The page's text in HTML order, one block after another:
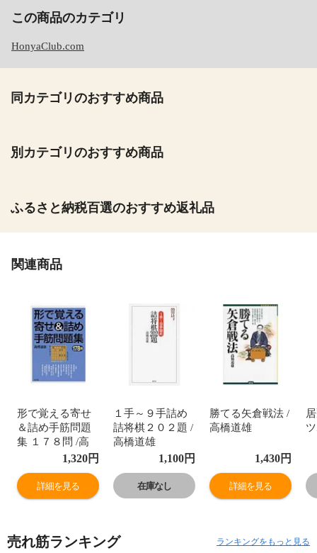
この商品のカテゴリ
HonyaClub.com
同カテゴリのおすすめ商品
別カテゴリのおすすめ商品
ふるさと納税百選のおすすめ返礼品
関連商品
形で覚える寄せ
＆詰め手筋問題
集 １７８問 /高
1,320円
詳細を見る
１手～９手詰め
詰将棋２０２題 /
高橋道雄
1,100円
在庫なし
勝てる矢倉戦法 /
高橋道雄
1,430円
詳細を見る
売れ筋ランキング ランキングをもっと見る